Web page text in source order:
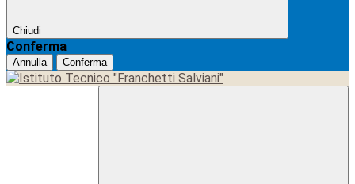
Chiudi
Conferma
Annulla Conferma